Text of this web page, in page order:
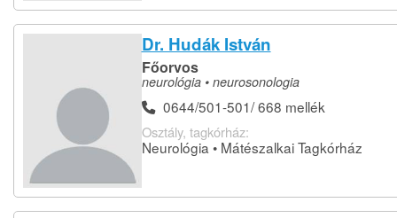
Dr. Hudák István
Főorvos
neurológia • neurosonologia
0644/501-501/ 668 mellék
Osztály, tagkórház:
Neurológia • Mátészalkai Tagkórház